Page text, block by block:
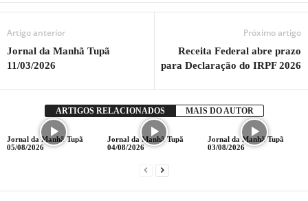
Artigo anterior
Jornal da Manhã Tupã
11/03/2026
Próximo artigo
Receita Federal abre prazo
para Declaração do IRPF 2026
ARTIGOS RELACIONADOS MAIS DO AUTOR
Jornal da Manhã Tupã
05/08/2026
Jornal da Manhã Tupã
04/08/2026
Jornal da Manhã Tupã
03/08/2026